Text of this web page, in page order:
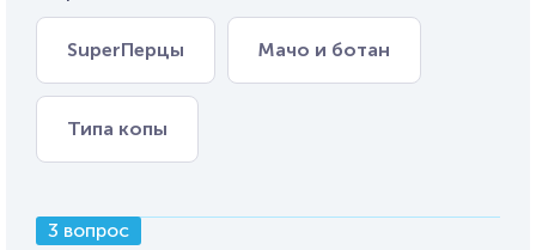
SuperПерцы Мачо и ботан
Типа копы
3 вопрос